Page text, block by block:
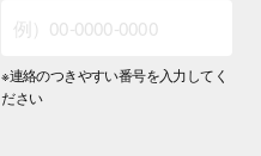
※連絡のつきやすい番号を入力してく
ださい